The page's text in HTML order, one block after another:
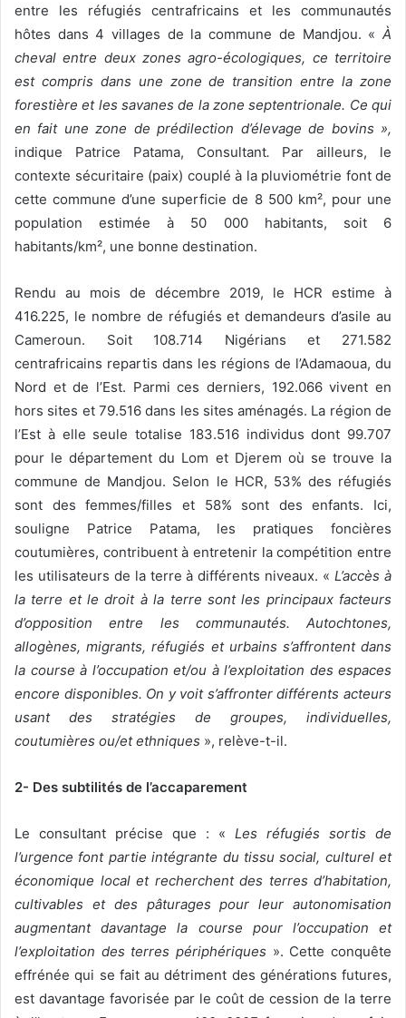
entre les réfugiés centrafricains et les communautés
hôtes dans 4 villages de la commune de Mandjou. « À
cheval entre deux zones agro-écologiques, ce territoire
est compris dans une zone de transition entre la zone
forestière et les savanes de la zone septentrionale. Ce qui
en fait une zone de prédilection d’élevage de bovins »,
indique Patrice Patama, Consultant. Par ailleurs, le
contexte sécuritaire (paix) couplé à la pluviométrie font de
cette commune d’une superficie de 8 500 km², pour une
population estimée à 50 000 habitants, soit 6
habitants/km², une bonne destination.
Rendu au mois de décembre 2019, le HCR estime à
416.225, le nombre de réfugiés et demandeurs d’asile au
Cameroun. Soit 108.714 Nigérians et 271.582
centrafricains repartis dans les régions de l’Adamaoua, du
Nord et de l’Est. Parmi ces derniers, 192.066 vivent en
hors sites et 79.516 dans les sites aménagés. La région de
l’Est à elle seule totalise 183.516 individus dont 99.707
pour le département du Lom et Djerem où se trouve la
commune de Mandjou. Selon le HCR, 53% des réfugiés
sont des femmes/filles et 58% sont des enfants. Ici,
souligne Patrice Patama, les pratiques foncières
coutumières, contribuent à entretenir la compétition entre
les utilisateurs de la terre à différents niveaux. «L’accès à
la terre et le droit à la terre sont les principaux facteurs
d’opposition entre les communautés. Autochtones,
allogènes, migrants, réfugiés et urbains s’affrontent dans
la course à l’occupation et/ou à l’exploitation des espaces
encore disponibles. On y voit s’affronter différents acteurs
usant des stratégies de groupes, individuelles,
coutumières ou/et ethniques », relève-t-il.
2- Des subtilités de l’accaparement
Le consultant précise que : « Les réfugiés sortis de
l’urgence font partie intégrante du tissu social, culturel et
économique local et recherchent des terres d’habitation,
cultivables et des pâturages pour leur autonomisation
augmentant davantagela course pour l’occupation et
l’exploitation des terres périphériques ». Cette conquête
effrénée qui se fait au détriment des générations futures,
est davantage favorisée par le coût de cession de la terre